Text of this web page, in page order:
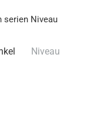
serien Niveau
Niveau